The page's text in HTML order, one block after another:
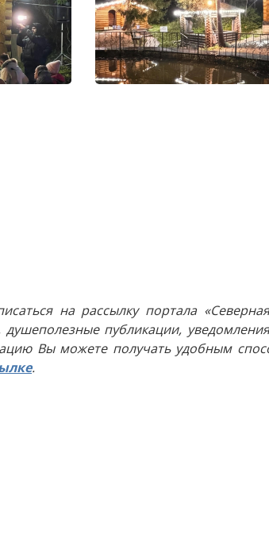
на рассылку портала
душеполезные публикации,
Вы можете получать удобным
.